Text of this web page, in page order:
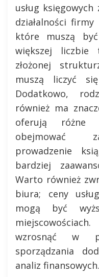
usług
działalności
które muszą
większej liczbie
złożonej
muszą liczyć
Dodatkowo,
również ma
oferują różne
obejmować
prowadzenie
bardziej
Warto również
biura; ceny
mogą być
wzrosnąć w
sporządzania
analiz finansowych.